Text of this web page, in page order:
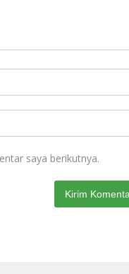
saya berikutnya.